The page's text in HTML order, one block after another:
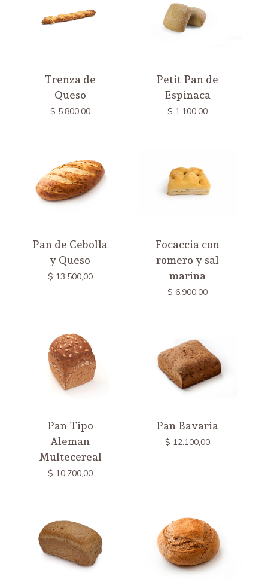
No hay productos en el
Ir a la tienda
Trenza de
Queso
$ 5.800,00
Petit Pan de
Espinaca
$ 1.100,00
Pan de Cebolla
y Queso
$ 13.500,00
Focaccia con
romero y sal
marina
$ 6.900,00
Pan Tipo
Aleman
Multecereal
$ 10.700,00
Pan Bavaria
$ 12.100,00